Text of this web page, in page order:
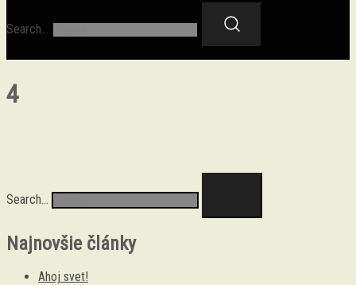
Search…
4
Search…
Najnovšie články
Ahoj svet!